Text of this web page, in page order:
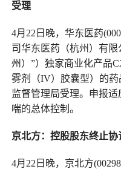
受理
4月22日晚，华东医药
司华东医药（杭州）有
州）”）独家商业化产品
雾剂（IV）胶囊型）的
监督管理局受理。申报
喘的总体控制。
京北方：控股股东终止协
4月22日晚，京北方